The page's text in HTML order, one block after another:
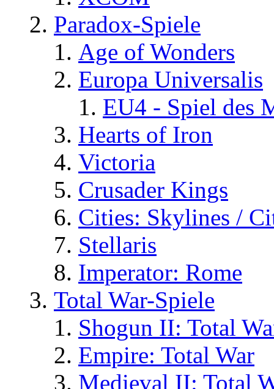
Paradox-Spiele
Age of Wonders
Europa Universalis
EU4 - Spiel des
Hearts of Iron
Victoria
Crusader Kings
Cities: Skylines /
Stellaris
Imperator: Rome
Total War-Spiele
Shogun II: Total
Empire: Total War
Medieval II: Total